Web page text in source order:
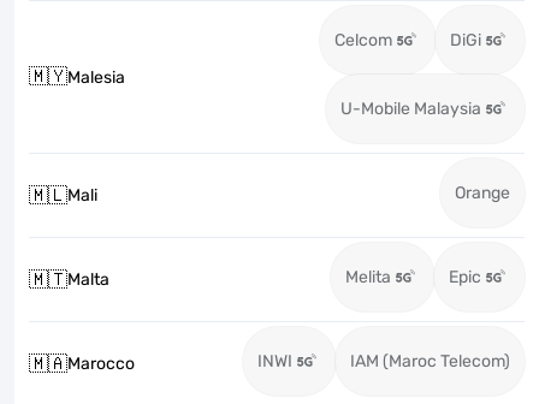
🇲🇾Malesia
Celcom DiGi
U-Mobile Malaysia
🇲🇱Mali Orange
🇲🇹Malta Melita Epic
🇲🇦Marocco INWI IAM (Maroc Telecom)